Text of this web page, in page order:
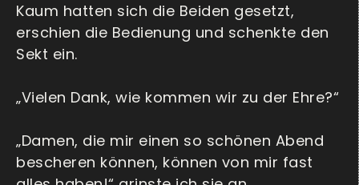
Kaum hatten sich die Beiden gesetzt,
erschien die Bedienung und schenkte den
Sekt ein.
„Vielen Dank, wie kommen wir zu der Ehre?“
„Damen, die mir einen so schönen Abend
bescheren können, können von mir fast